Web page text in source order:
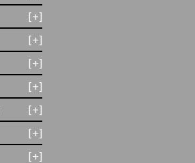
[+]
[+]
[+]
[+]
[+]
[+]
[+]